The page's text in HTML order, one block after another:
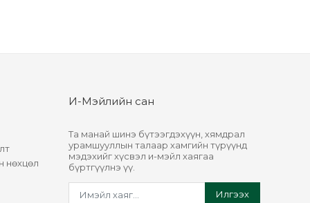
нөхцөл
И-Мэйлийн сан
Та манай шинэ бүтээгдэхүүн, хямдрал
урамшууллын талаар хамгийн түрүүнд
мэдэхийг хүсвэл и-мэйл хаягаа
бүртгүүлнэ үү.
Илгээх